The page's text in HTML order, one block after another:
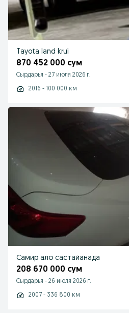
Tayota land krui
870 452 000 сум
Сырдарья - 27 июля 2026 г.
2016 - 100 000 км
Самир ало састайанада
208 670 000 сум
Сырдарья - 26 июля 2026 г.
2007 - 336 800 км